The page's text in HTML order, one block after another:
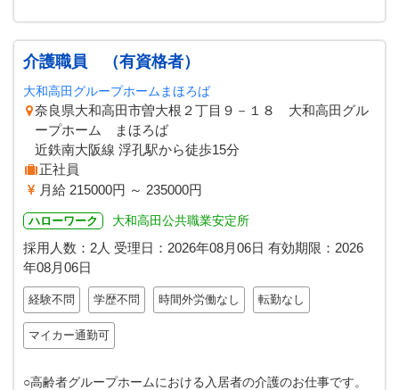
介護職員 （有資格者）
大和高田グループホームまほろば
奈良県大和高田市曽大根２丁目９－１８ 大和高田グル
ープホーム まほろば
近鉄南大阪線 浮孔駅から徒歩15分
正社員
月給 215000円 ～ 235000円
ハローワーク 大和高田公共職業安定所
採用人数：2人 受理日： 2026年08月06日 有効期限： 2026
年08月06日
経験不問 学歴不問 時間外労働なし 転勤なし
マイカー通勤可
○高齢者グループホームにおける入居者の介護のお仕事です。